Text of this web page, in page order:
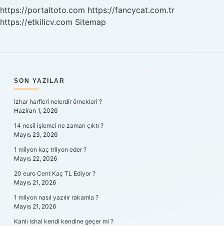
https://portaltoto.com https://fancycat.com.tr
https://etkilicv.com Sitemap
SIDEBAR
SON YAZILAR
Izhar harfleri nelerdir örnekleri ?
Haziran 1, 2026
14 nesil işlemci ne zaman çıktı ?
Mayıs 23, 2026
1 milyon kaç trilyon eder ?
Mayıs 22, 2026
20 euro Cent Kaç TL Ediyor ?
Mayıs 21, 2026
1 milyon nasıl yazılır rakamla ?
Mayıs 21, 2026
Kanlı ishal kendi kendine geçer mi ?